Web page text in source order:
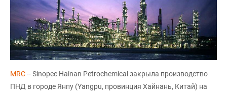
MRC-- Sinopec Hainan Petrochemical закрыла производство
ПНД в городе Янпу (Yangpu, провинция Хайнань, Китай) на